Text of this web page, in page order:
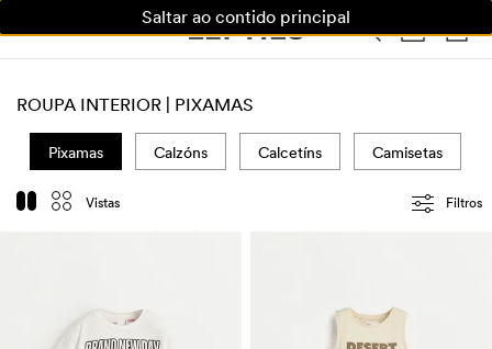
Saltar ao contido principal
ROUPA INTERIOR | PIXAMAS
Vistas Filtros
Pixamas Calzóns Calcetíns Camisetas